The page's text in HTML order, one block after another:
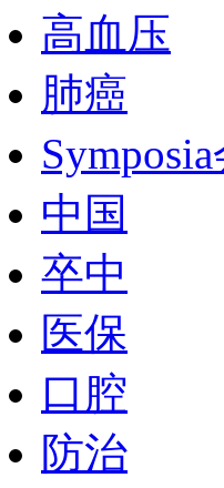
高血压
肺癌
中国
卒中
医保
口腔
防治